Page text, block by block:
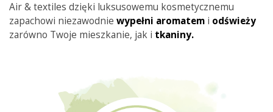
Air & textiles dzięki luksusowemu kosmetycznemu
zapachowi niezawodnie wypełni aromatem i odświeży
zarówno Twoje mieszkanie, jak i tkaniny.